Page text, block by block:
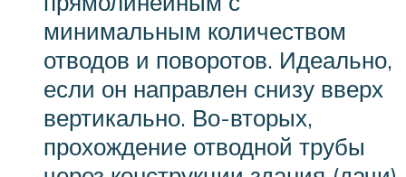
минимальным количеством
отводов и поворотов. Идеально,
если он направлен снизу вверх
вертикально. Во-вторых,
прохождение отводной трубы